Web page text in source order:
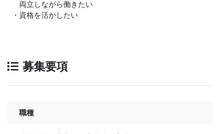
両立しながら働きたい
・資格を活かしたい
募集要項
職種